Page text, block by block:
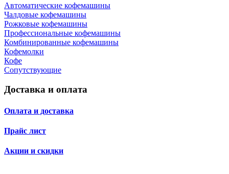
Автоматические кофемашины
Чалдовые кофемашины
Рожковые кофемашины
Профессиональные кофемашины
Комбинированные кофемашины
Кофемолки
Кофе
Сопутствующие
Доставка и оплата
Оплата и доставка
Прайс лист
Акции и скидки